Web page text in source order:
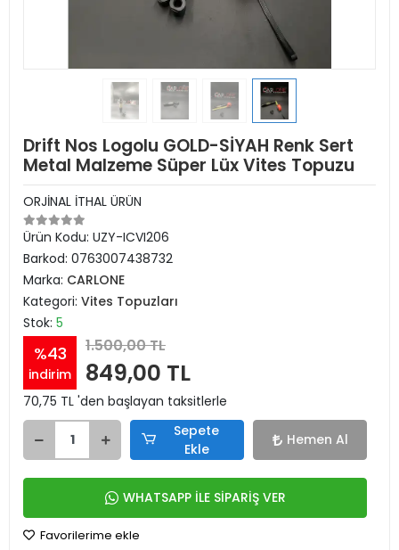
Drift Nos Logolu GOLD-SİYAH Renk Sert
Metal Malzeme Süper Lüx Vites Topuzu
ORJİNAL İTHAL ÜRÜN
Ürün Kodu: UZY-ICVI206
Barkod: 0763007438732
Marka: CARLONE
Kategori: Vites Topuzları
Stok: 5
%43
indirim
1.500,00 TL
849,00 TL
70,75 TL 'den başlayan taksitlerle
Sepete
Ekle
Hemen Al
WHATSAPP İLE SİPARİŞ VER
Favorilerime ekle